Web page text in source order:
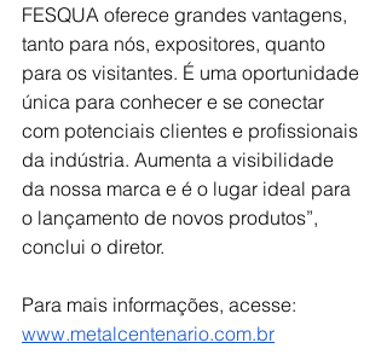
FESQUA oferece grandes vantagens,
tanto para nós, expositores, quanto
para os visitantes. É uma oportunidade
única para conhecer e se conectar
com potenciais clientes e profissionais
da indústria. Aumenta a visibilidade
da nossa marca e é o lugar ideal para
o lançamento de novos produtos”,
conclui o diretor.
Para mais informações, acesse:
www.metalcentenario.com.br